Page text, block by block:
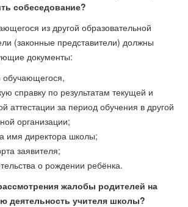
собеседование?
из другой образовательной
(законные представители) должны
документы:
обучающегося,
справку по результатам текущей и
аттестации за период обучения в другой
организации;
имя директора школы;
заявителя;
о рождении ребёнка.
жалобы родителей на
деятельность учителя школы?